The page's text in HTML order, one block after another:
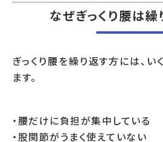
なぜぎっくり腰は
ぎっくり腰を繰り返す方には、
ます。
・腰だけに負担が集中している
・股関節がうまく使えていない